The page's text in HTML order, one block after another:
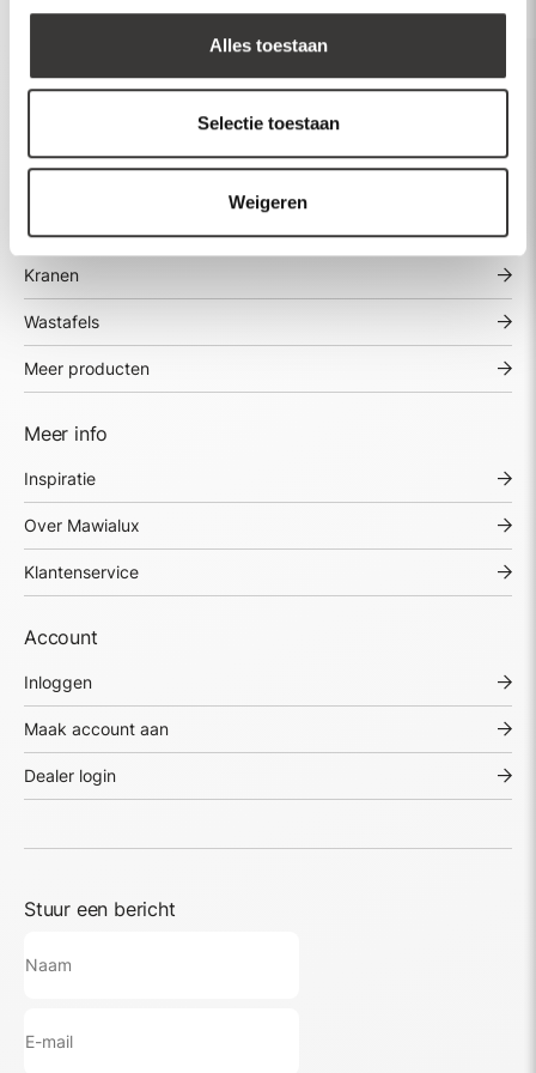
Alles toestaan
Selectie toestaan
Weigeren
Kranen
Wastafels
Meer producten
Meer info
Inspiratie
Over Mawialux
Klantenservice
Account
Inloggen
Maak account aan
Dealer login
Stuur een bericht